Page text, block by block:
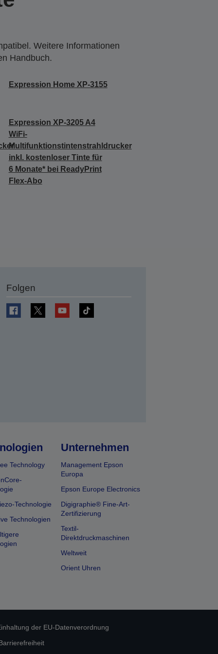
Weitere Informationen
Handbuch.
Expression Home XP-3155
Expression XP-3205 A4
WiFi-
Multifunktionstintenstrahldrucker
inkl. kostenloser Tinte für
6 Monate* bei ReadyPrint
Flex-Abo
Folgen
Technology
Technologie
Technologien
Unternehmen
Management Epson
Europa
Epson Europe Electronics
Digigraphie® Fine-Art-
Zertifizierung
Textil-
Direktdruckmaschinen
Weltweit
Orient Uhren
der EU-Datenverordnung